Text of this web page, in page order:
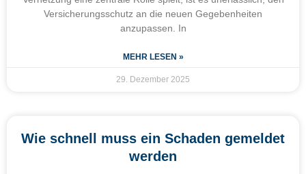
Versicherungsschutz an die neuen Gegebenheiten
anzupassen. In
MEHR LESEN »
29. Dezember 2025
Wie schnell muss ein Schaden gemeldet
werden